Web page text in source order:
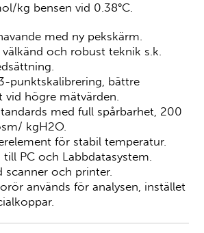
kg bensen vid 0.38°C.
med ny pekskärm.
och robust teknik s.k.
punktskalibrering, bättre
vid högre mätvärden.
med full spårbarhet, 200
kgH2O.
för stabil temperatur.
till PC och Labbdatasystem.
scanner och printer.
används för analysen, instället